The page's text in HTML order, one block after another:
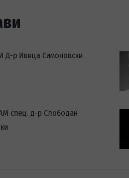
Д-р Ивица Симоновски
спец. д-р Слободан